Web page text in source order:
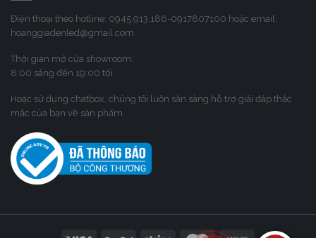
Điện thoại theo hotline: 0945.913.186-0917807100 hoặc email:
hoanggiadenled@gmail.com
Thời gian mở cửa showroom:
8:00 sáng đến 19:00 tối
Hoặc sử dụng chatbox, chúng tôi luôn sẳn sàng hỗ trợ giải đáp thắc
mắc của bạn về sản phẩm.